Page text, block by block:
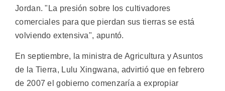
Jordan. "La presión sobre los cultivadores
comerciales para que pierdan sus tierras se está
volviendo extensiva", apuntó.
En septiembre, la ministra de Agricultura y Asuntos
de la Tierra, Lulu Xingwana, advirtió que en febrero
de 2007 el gobierno comenzaría a expropiar